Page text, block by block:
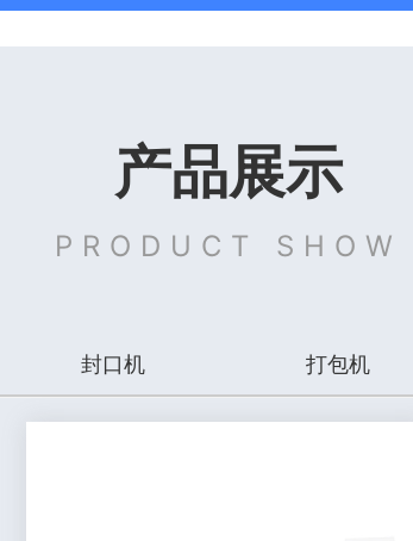
产品展示
PRODUCT SHOW
封口机 打包机